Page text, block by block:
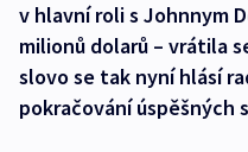
v hlavní roli s Johnnym
milionů dolarů – vrátila
slovo se tak nyní hlásí
pokračování úspěšných